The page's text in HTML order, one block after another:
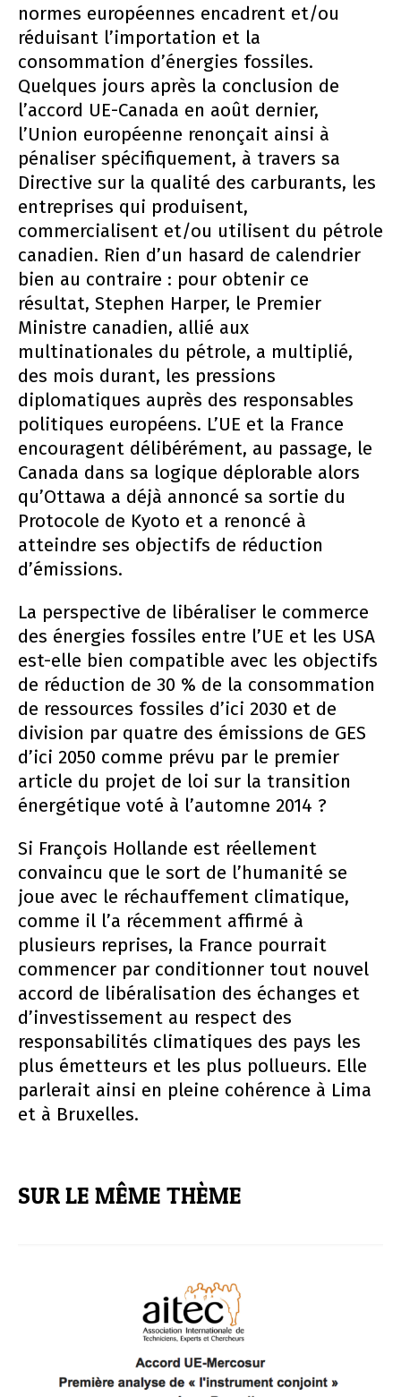
normes européennes encadrent et/ou
réduisant l’importation et la
consommation d’énergies fossiles.
Quelques jours après la conclusion de
l’accord UE-Canada en août dernier,
l’Union européenne renonçait ainsi à
pénaliser spécifiquement, à travers sa
Directive sur la qualité des carburants, les
entreprises qui produisent,
commercialisent et/ou utilisent du pétrole
canadien. Rien d’un hasard de calendrier
bien au contraire : pour obtenir ce
résultat, Stephen Harper, le Premier
Ministre canadien, allié aux
multinationales du pétrole, a multiplié,
des mois durant, les pressions
diplomatiques auprès des responsables
politiques européens. L’UE et la France
encouragent délibérément, au passage, le
Canada dans sa logique déplorable alors
qu’Ottawa a déjà annoncé sa sortie du
Protocole de Kyoto et a renoncé à
atteindre ses objectifs de réduction
d’émissions.
La perspective de libéraliser le commerce
des énergies fossiles entre l’UE et les USA
est-elle bien compatible avec les objectifs
de réduction de 30 % de la consommation
de ressources fossiles d’ici 2030 et de
division par quatre des émissions de GES
d’ici 2050 comme prévu par le premier
article du projet de loi sur la transition
énergétique voté à l’automne 2014 ?
Si François Hollande est réellement
convaincu que le sort de l’humanité se
joue avec le réchauffement climatique,
comme il l’a récemment affirmé à
plusieurs reprises, la France pourrait
commencer par conditionner tout nouvel
accord de libéralisation des échanges et
d’investissement au respect des
responsabilités climatiques des pays les
plus émetteurs et les plus pollueurs. Elle
parlerait ainsi en pleine cohérence à Lima
et à Bruxelles.
SUR LE MÊME THÈME